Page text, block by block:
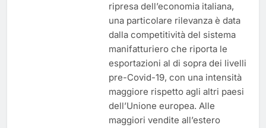
ripresa dell’economia italiana,
una particolare rilevanza è data
dalla competitività del sistema
manifatturiero che riporta le
esportazioni al di sopra dei livelli
pre-Covid-19, con una intensità
maggiore rispetto agli altri paesi
dell’Unione europea. Alle
maggiori vendite all’estero